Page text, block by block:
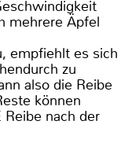
mehrere Äpfel
empfiehlt es sich
zu
also die Reibe
können
nach der